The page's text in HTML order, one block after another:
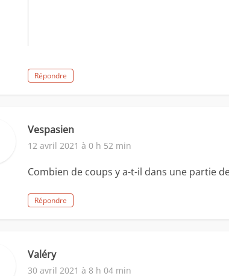
Répondre
Vespasien
12 avril 2021 à 0 h 52 min
Combien de coups y a-t-il dans une partie
Répondre
Valéry
30 avril 2021 à 8 h 04 min